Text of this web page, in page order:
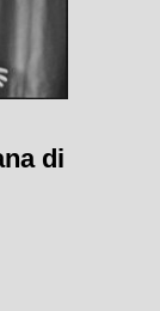
di